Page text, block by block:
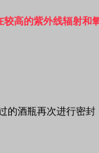
较高的紫外线辐射和
酒瓶再次进行密封